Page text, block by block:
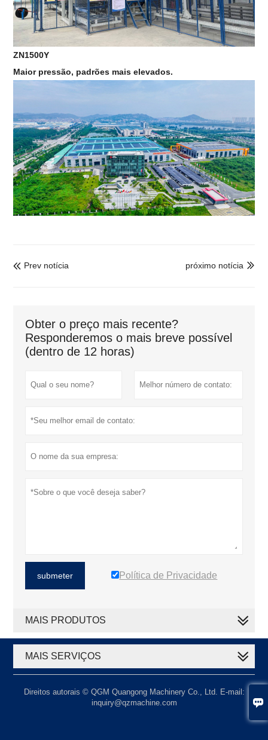

ZN1500Y
Maior pressão, padrões mais elevados.
 Prev notícia 
próximo notícia
Obter o preço mais recente?
Responderemos o mais breve possível
(dentro de 12 horas)
submeter Política de Privacidade
MAIS PRODUTOS
MAIS SERVIÇOS
Direitos autorais © QGM Quangong Machinery Co., Ltd. E-mail:
inquiry@qzmachine.com